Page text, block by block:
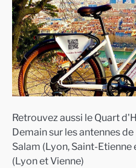
Retrouvez aussi le Quart
Demain sur les antennes
Salam (Lyon, Saint-
(Lyon et Vienne)